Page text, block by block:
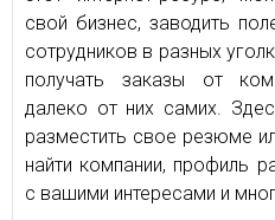
свой бизнес, заводить
сотрудников в разных
получать заказы от
далеко от них самих.
разместить свое резюме
найти компании, профиль
с вашими интересами и